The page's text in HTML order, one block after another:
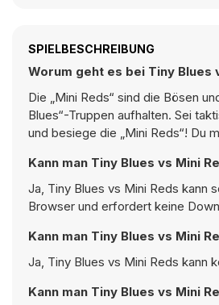
SPIELBESCHREIBUNG
Worum geht es bei Tiny Blues
Die „Mini Reds“ sind die Bösen
Blues“-Truppen aufhalten. Sei
und besiege die „Mini Reds“! Du
Kann man Tiny Blues vs Mini
Ja, Tiny Blues vs Mini Reds kann
Browser und erfordert keine
Kann man Tiny Blues vs Mini
Ja, Tiny Blues vs Mini Reds kann
Kann man Tiny Blues vs Mini